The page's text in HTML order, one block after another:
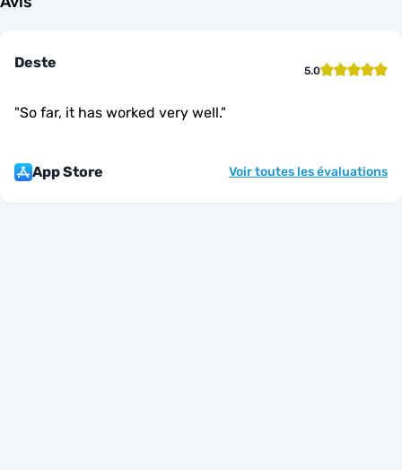
Deste 5.0
"So far, it has worked very well."
App Store Voir toutes les évaluations